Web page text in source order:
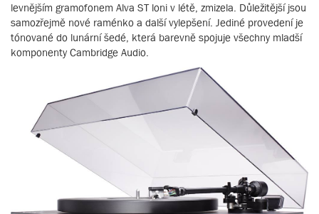
levnějším gramofonem Alva ST loni v létě, zmizela. Důležitější jsou
samozřejmě nové raménko a další vylepšení. Jediné provedení je
tónované do lunární šedé, která barevně spojuje všechny mladší
komponenty Cambridge Audio.